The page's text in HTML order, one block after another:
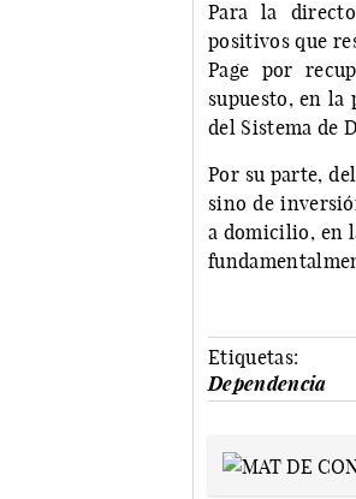
Para la
positivos que
Page por
supuesto, en la
del Sistema de
Por su parte,
sino de
a domicilio, en
Etiquetas:
Dependencia